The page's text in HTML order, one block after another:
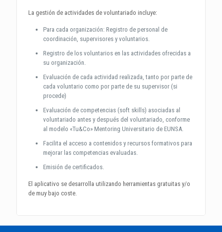
La gestión de actividades de voluntariado incluye:
Para cada organización: Registro de personal de
coordinación, supervisores y voluntarios.
Registro de los voluntarios en las actividades ofrecidas a
su organización.
Evaluación de cada actividad realizada, tanto por parte de
cada voluntario como por parte de su supervisor (si
procede)
Evaluación de competencias (soft skills) asociadas al
voluntariado antes y después del voluntariado, conforme
al modelo «Tu&Co» Mentoring Universitario de EUNSA.
Facilita el acceso a contenidos y recursos formativos para
mejorar las competencias evaluadas.
Emisión de certificados.
El aplicativo se desarrolla utilizando herramientas gratuitas y/o
de muy bajo coste.